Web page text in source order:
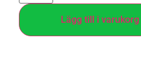
Lägg till i varukorg